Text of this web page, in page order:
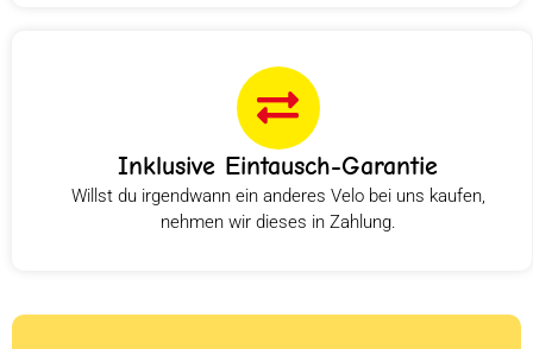
Inklusive Eintausch-Garantie
Willst du irgendwann ein anderes Velo bei uns kaufen,
nehmen wir dieses in Zahlung.